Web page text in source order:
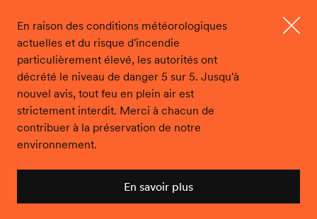
En raison des conditions météorologiques
actuelles et du risque d'incendie
particulièrement élevé, les autorités ont
décrété le niveau de danger 5 sur 5. Jusqu'à
nouvel avis, tout feu en plein air est
strictement interdit. Merci à chacun de
contribuer à la préservation de notre
environnement.
En savoir plus